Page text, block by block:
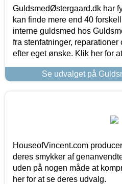
GuldsmedØstergaard.dk har
kan finde mere end 40
interne guldsmed hos
fra stenfatninger,
efter eget ønske. Klik her for
Se udvalget på
HouseofVincent.com
deres smykker af
uden på nogen måde at
her for at se deres udvalg.